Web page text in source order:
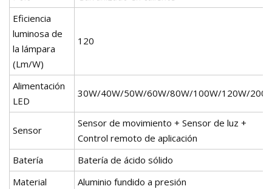
Eficiencia
luminosa de
la lámpara
(Lm/W)
120
Alimentación
LED
30W/40W/50W/60W/80W/100W/120W/
Sensor
Sensor de movimiento + Sensor de luz +
Control remoto de aplicación
Batería
Batería de ácido sólido
Material
Aluminio fundido a presión